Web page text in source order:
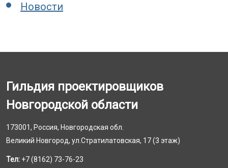
Новости
Гильдия проектировщиков
Новгородской области
173001, Россия, Новгородская обл.
Великий Новгород, ул.Стратилатовская, 17 (3 этаж)
Тел: +7 (8162) 73-76-23